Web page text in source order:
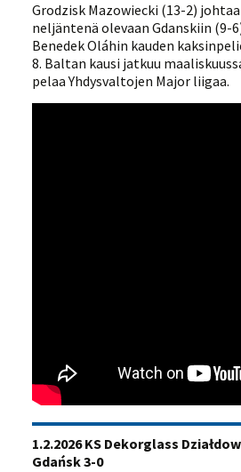
Grodzisk Mazowiecki (13-2)
neljäntenä olevaan Gdanskiin (9-
Benedek Oláhin kauden
8. Baltan kausi jatkuu
pelaa Yhdysvaltojen Major liigaa.
1.2.2026 KS Dekorglass
Gdańsk 3-0